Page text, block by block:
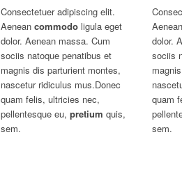
Consectetuer adipiscing elit.
Aeneancommodo ligula eget
dolor. Aenean massa. Cum
sociis natoque penatibus et
magnis dis parturient montes,
nascetur ridiculus mus.Donec
quam felis, ultricies nec,
pellentesque eu,pretium quis,
sem.
dolor.
sociis
quam
sem.